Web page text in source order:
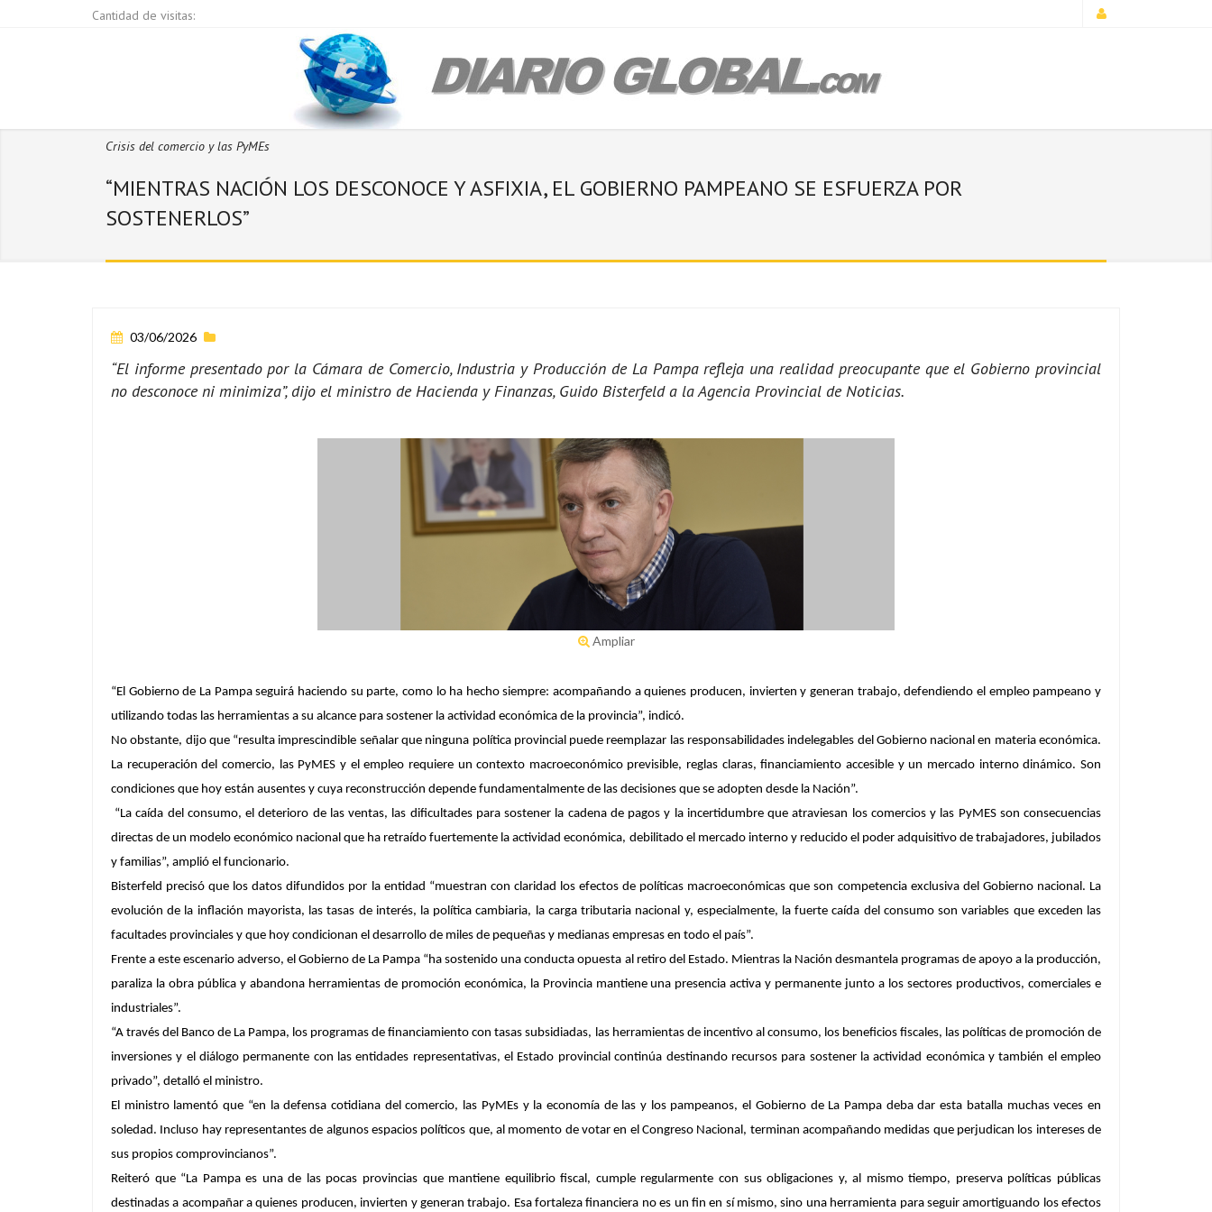
Cantidad de visitas:
Crisis del comercio y las PyMEs
“MIENTRAS NACIÓN LOS DESCONOCE Y ASFIXIA, EL GOBIERNO PAMPEANO SE ESFUERZA POR
SOSTENERLOS”
03/06/2026
“El informe presentado por la Cámara de Comercio, Industria y Producción de La Pampa refleja una realidad preocupante que el Gobierno provincial
no desconoce ni minimiza”, dijo el ministro de Hacienda y Finanzas, Guido Bisterfeld a la Agencia Provincial de Noticias.
Ampliar
“El Gobierno de La Pampa seguirá haciendo su parte, como lo ha hecho siempre: acompañando a quienes producen, invierten y generan trabajo, defendiendo el empleo pampeano y
utilizando todas las herramientas a su alcance para sostener la actividad económica de la provincia”, indicó.
No obstante, dijo que “resulta imprescindible señalar que ninguna política provincial puede reemplazar las responsabilidades indelegables del Gobierno nacional en materia económica.
La recuperación del comercio, las PyMES y el empleo requiere un contexto macroeconómico previsible, reglas claras, financiamiento accesible y un mercado interno dinámico. Son
condiciones que hoy están ausentes y cuya reconstrucción depende fundamentalmente de las decisiones que se adopten desde la Nación”.
“La caída del consumo, el deterioro de las ventas, las dificultades para sostener la cadena de pagos y la incertidumbre que atraviesan los comercios y las PyMES son consecuencias
directas de un modelo económico nacional que ha retraído fuertemente la actividad económica, debilitado el mercado interno y reducido el poder adquisitivo de trabajadores, jubilados
y familias”, amplió el funcionario.
Bisterfeld precisó que los datos difundidos por la entidad “muestran con claridad los efectos de políticas macroeconómicas que son competencia exclusiva del Gobierno nacional. La
evolución de la inflación mayorista, las tasas de interés, la política cambiaria, la carga tributaria nacional y, especialmente, la fuerte caída del consumo son variables que exceden las
facultades provinciales y que hoy condicionan el desarrollo de miles de pequeñas y medianas empresas en todo el país”.
Frente a este escenario adverso, el Gobierno de La Pampa “ha sostenido una conducta opuesta al retiro del Estado. Mientras la Nación desmantela programas de apoyo a la producción,
paraliza la obra pública y abandona herramientas de promoción económica, la Provincia mantiene una presencia activa y permanente junto a los sectores productivos, comerciales e
industriales”.
“A través del Banco de La Pampa, los programas de financiamiento con tasas subsidiadas, las herramientas de incentivo al consumo, los beneficios fiscales, las políticas de promoción de
inversiones y el diálogo permanente con las entidades representativas, el Estado provincial continúa destinando recursos para sostener la actividad económica y también el empleo
privado”, detalló el ministro.
El ministro lamentó que “en la defensa cotidiana del comercio, las PyMEs y la economía de las y los pampeanos, el Gobierno de La Pampa deba dar esta batalla muchas veces en
soledad. Incluso hay representantes de algunos espacios políticos que, al momento de votar en el Congreso Nacional, terminan acompañando medidas que perjudican los intereses de
sus propios comprovincianos”.
Reiteró que “La Pampa es una de las pocas provincias que mantiene equilibrio fiscal, cumple regularmente con sus obligaciones y, al mismo tiempo, preserva políticas públicas
destinadas a acompañar a quienes producen, invierten y generan trabajo. Esa fortaleza financiera no es un fin en sí mismo, sino una herramienta para seguir amortiguando los efectos